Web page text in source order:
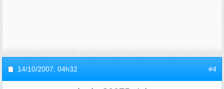
14/10/2007, 04h32 #4